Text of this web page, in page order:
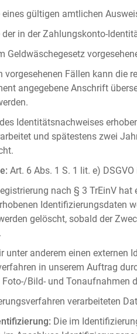
eines gültigen amtlichen
der in der Zahlungskonto-
Geldwäschegesetz
vorgesehenen Fällen kann die
angegebene Anschrift
Identitätsnachweises
und spätestens zwei
Art. 6 Abs. 1 S. 1 lit. e)
nach § 3 TrEinV hat
Identifizierungsdaten
gelöscht, sobald der
unter anderem einen externen
in unserem Auftrag
Foto-/Bild- und Tonaufnahmen
verarbeiteten
Die im